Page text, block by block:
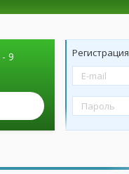
9
Регистрация